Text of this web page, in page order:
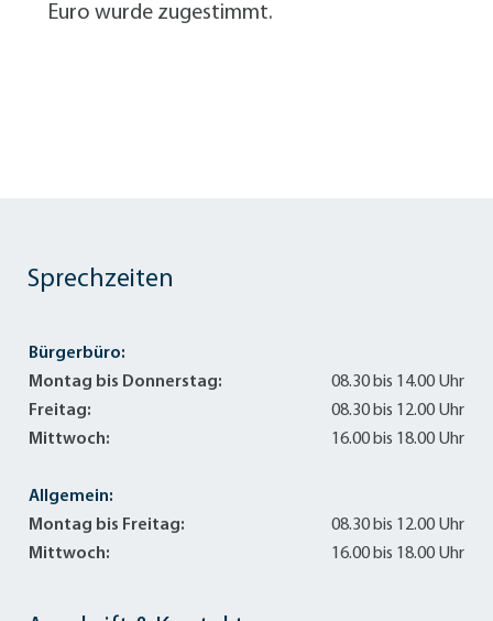
Euro wurde zugestimmt.
Sprechzeiten
Bürgerbüro:
Montag bis Donnerstag:
08.30 bis 14.00 Uhr
Freitag:
08.30 bis 12.00 Uhr
Mittwoch:
16.00 bis 18.00 Uhr
Allgemein:
Montag bis Freitag:
08.30 bis 12.00 Uhr
Mittwoch:
16.00 bis 18.00 Uhr